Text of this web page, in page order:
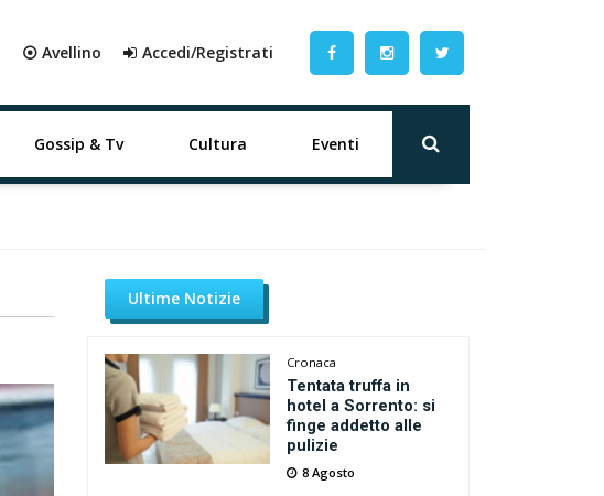
⦿ Avellino Accedi/Registrati
Gossip & Tv Cultura Eventi
Ultime Notizie
Cronaca
Tentata truffa in
hotel a Sorrento: si
finge addetto alle
pulizie
8 Agosto